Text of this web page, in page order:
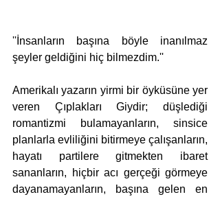
''İnsanların başına böyle inanılmaz
şeyler geldiğini hiç bilmezdim.''
Amerikalı yazarın yirmi bir öyküsüne yer
veren Çıplakları Giydir; düşlediği
romantizmi bulamayanların, sinsice
planlarla evliliğini bitirmeye çalışanların,
hayatı partilere gitmekten ibaret
sananların, hiçbir acı gerçeği görmeye
dayanamayanların, başına gelen en